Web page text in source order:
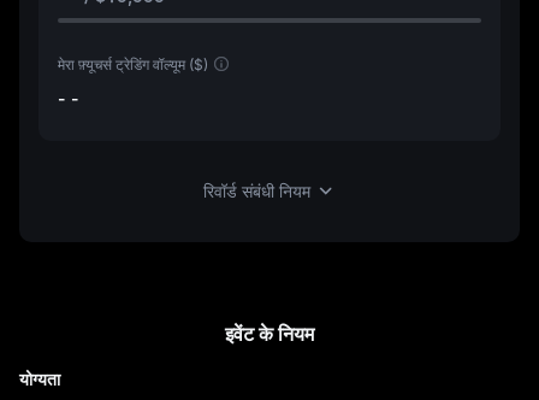
मेरा फ़्यूचर्स ट्रेडिंग वॉल्यूम ($)
- -
रिवॉर्ड संबंधी नियम
इवेंट के नियम
योग्यता